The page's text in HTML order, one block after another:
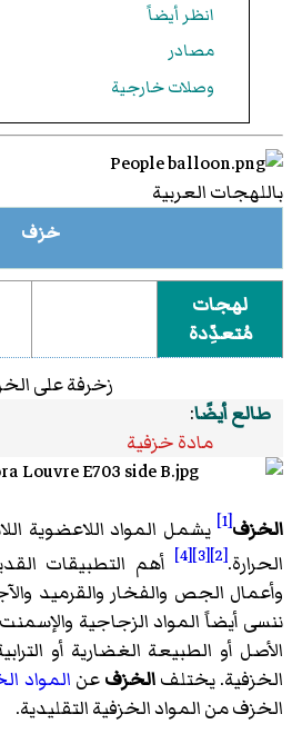
انظر أيضاً
مصادر
وصلات خارجية
باللهجات العربية
خزف
لهجات
مُتعدِّدة
زخرفة على
طالع أيضًا:
مادة خزفية
الخزف[1]
يشمل المواد اللاعضوية
الحرارة.[2]
[3]
[4]
أهم التطبيقات
وأعمال الجص والفخار والقرميد
ننسى أيضاً المواد الزجاجية
الأصل أو الطبيعة الغضارية أو
الخزفية. يختلفالخزفعن المواد
الخزف من المواد الخزفية التقليدية.